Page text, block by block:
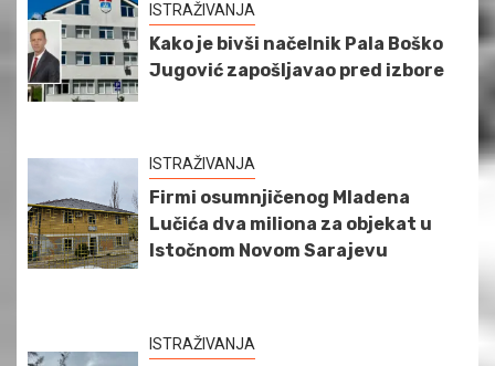
ISTRAŽIVANJA
Kako je bivši načelnik Pala Boško
Jugović zapošljavao pred izbore
ISTRAŽIVANJA
Firmi osumnjičenog Mladena
Lučića dva miliona za objekat u
Istočnom Novom Sarajevu
ISTRAŽIVANJA